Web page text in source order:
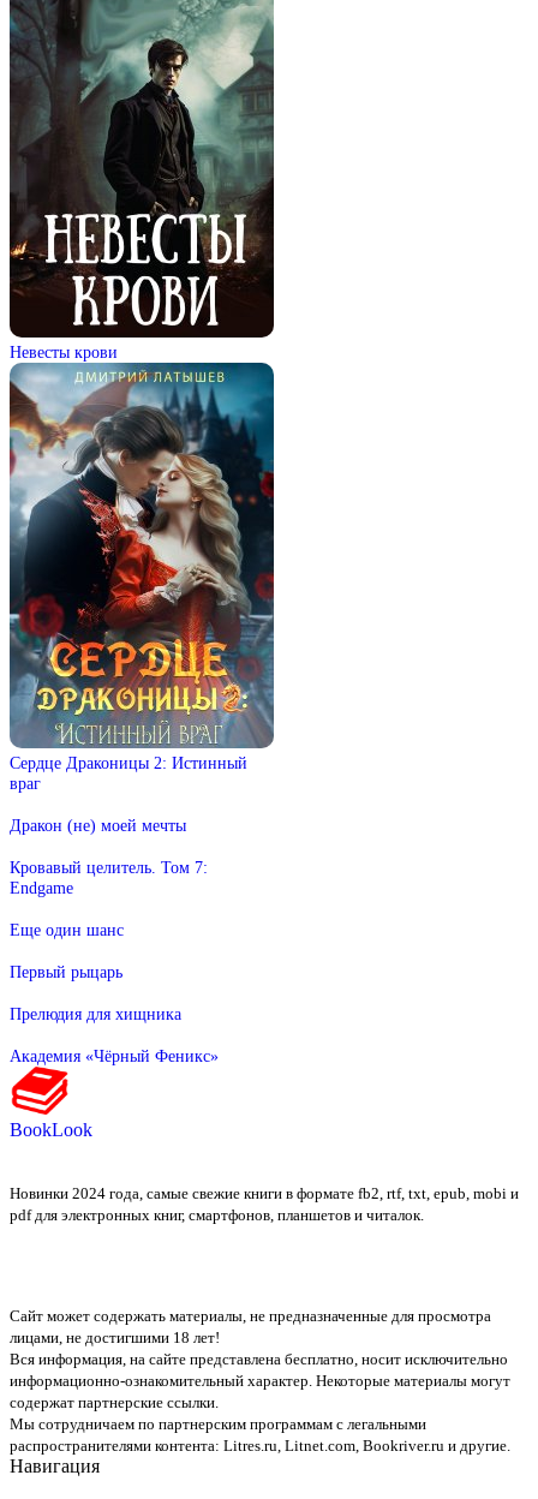
Невесты крови
Сердце Драконицы 2: Истинный
враг
Дракон (не) моей мечты
Кровавый целитель. Том 7:
Endgame
Еще один шанс
Первый рыцарь
Прелюдия для хищника
Академия «Чёрный Феникс»
BookLook
Новинки 2024 года, самые свежие книги в формате fb2, rtf, txt, epub, mobi и
pdf для электронных книг, смартфонов, планшетов и читалок.
Сайт может содержать материалы, не предназначенные для просмотра
лицами, не достигшими 18 лет!
Вся информация, на сайте представлена бесплатно, носит исключительно
информационно-ознакомительный характер. Некоторые материалы могут
содержат партнерские ссылки.
Мы сотрудничаем по партнерским программам с легальными
распространителями контента: Litres.ru, Litnet.com, Bookriver.ru и другие.
Навигация